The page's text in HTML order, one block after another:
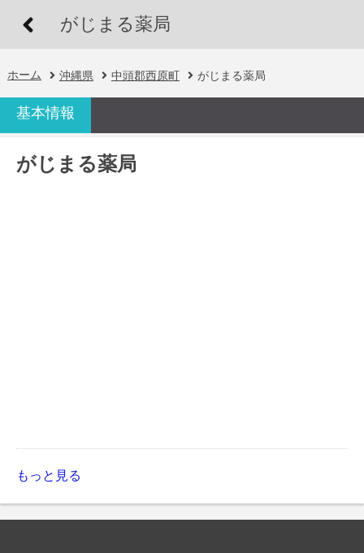
がじまる薬局
ホーム 沖縄県 中頭郡西原町 がじまる薬局
基本情報
がじまる薬局
もっと見る